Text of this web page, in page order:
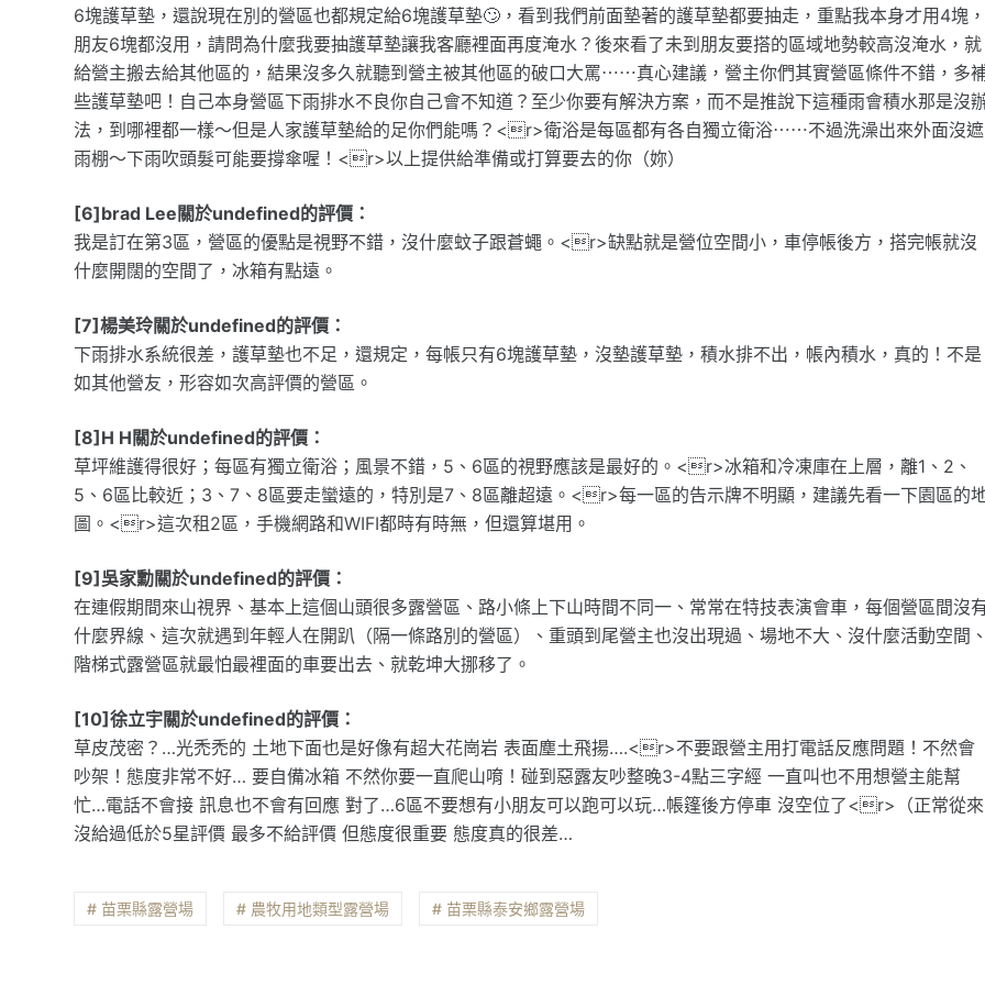
6塊護草墊，還說現在別的營區也都規定給6塊護草墊🙄，看到我們前面墊著的護草墊都要抽走，重點我本身才用4塊，
朋友6塊都沒用，請問為什麼我要抽護草墊讓我客廳裡面再度淹水？後來看了未到朋友要搭的區域地勢較高沒淹水，就
給營主搬去給其他區的，結果沒多久就聽到營主被其他區的破口大罵⋯⋯真心建議，營主你們其實營區條件不錯，多
些護草墊吧！自己本身營區下雨排水不良你自己會不知道？至少你要有解決方案，而不是推說下這種雨會積水那是沒
法，到哪裡都一樣～但是人家護草墊給的足你們能嗎？<r>衛浴是每區都有各自獨立衛浴⋯⋯不過洗澡出來外面沒遮
雨棚～下雨吹頭髮可能要撐傘喔！<r>以上提供給準備或打算要去的你（妳）
[6]brad Lee關於undefined的評價：
我是訂在第3區，營區的優點是視野不錯，沒什麼蚊子跟蒼蠅。<r>缺點就是營位空間小，車停帳後方，搭完帳就沒
什麼開闊的空間了，冰箱有點遠。
[7]楊美玲關於undefined的評價：
下雨排水系統很差，護草墊也不足，還規定，每帳只有6塊護草墊，沒墊護草墊，積水排不出，帳內積水，真的！不是
如其他營友，形容如次高評價的營區。
[8]H H關於undefined的評價：
草坪維護得很好；每區有獨立衛浴；風景不錯，5、6區的視野應該是最好的。<r>冰箱和冷凍庫在上層，離1、2、
5、6區比較近；3、7、8區要走蠻遠的，特別是7、8區離超遠。<r>每一區的告示牌不明顯，建議先看一下園區的
圖。<r>這次租2區，手機網路和WIFI都時有時無，但還算堪用。
[9]吳家勳關於undefined的評價：
在連假期間來山視界、基本上這個山頭很多露營區、路小條上下山時間不同一、常常在特技表演會車，每個營區間沒
什麼界線、這次就遇到年輕人在開趴（隔一條路別的營區）、重頭到尾營主也沒出現過、場地不大、沒什麼活動空間、
階梯式露營區就最怕最裡面的車要出去、就乾坤大挪移了。
[10]徐立宇關於undefined的評價：
草皮茂密？…光禿禿的 土地下面也是好像有超大花崗岩 表面塵土飛揚….<r>不要跟營主用打電話反應問題！不然會
吵架！態度非常不好… 要自備冰箱 不然你要一直爬山唷！碰到惡露友吵整晚3-4點三字經 一直叫也不用想營主能幫
忙…電話不會接 訊息也不會有回應 對了…6區不要想有小朋友可以跑可以玩…帳篷後方停車 沒空位了<r>（正常從來
沒給過低於5星評價 最多不給評價 但態度很重要 態度真的很差…
# 苗栗縣露營場 # 農牧用地類型露營場 # 苗栗縣泰安鄉露營場